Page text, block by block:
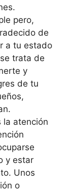
pero,
de
a tu estado
trata de
y
de tu
la atención
y estar
Unos
o